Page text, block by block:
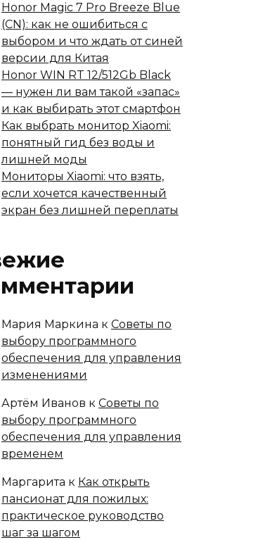
Honor Magic 7 Pro Breeze Blue
(CN): как не ошибиться с
выбором и что ждать от синей
версии для Китая
Honor WIN RT 12/512Gb Black
— нужен ли вам такой «запас»
и как выбирать этот смартфон
Как выбрать монитор Xiaomi:
понятный гид без воды и
лишней моды
Мониторы Xiaomi: что взять,
если хочется качественный
экран без лишней переплаты
Мария Маркина к Советы по
выбору программного
обеспечения для управления
изменениями
Артём Иванов к Советы по
выбору программного
обеспечения для управления
временем
Маргарита к Как открыть
пансионат для пожилых:
практическое руководство
шаг за шагом